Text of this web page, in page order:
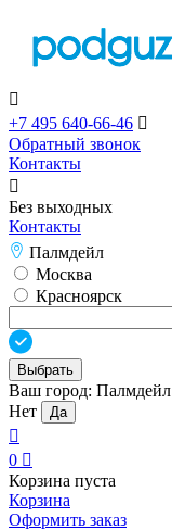

+7 495 640-66-46 
Обратный звонок
Контакты

Без выходных
Контакты
Палмдейл
Москва
Красноярск
Выбрать
Ваш город: Палмдейл
Нет
Да

0 
Корзина пуста
Корзина
Оформить заказ